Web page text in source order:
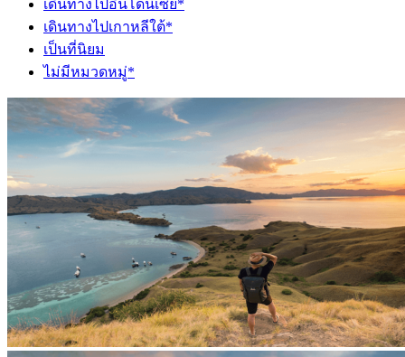
เดินทางไปอินโดนีเซีย*
เดินทางไปเกาหลีใต้*
เป็นที่นิยม
ไม่มีหมวดหมู่*